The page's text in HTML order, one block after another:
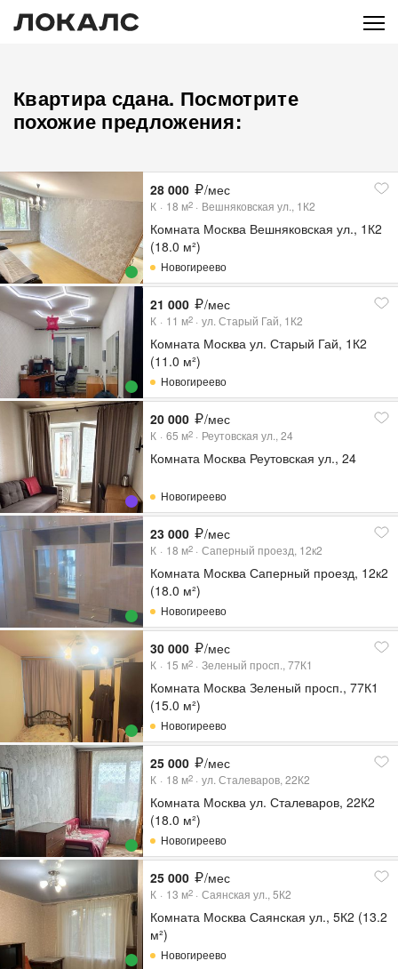
Квартира сдана. Посмотрите
похожие предложения:
28 000 /мес
К 18 м2 Вешняковская ул., 1К2
Комната Москва Вешняковская ул., 1К2
(18.0 м²)
Новогиреево
21 000 /мес
К 11 м2 ул. Старый Гай, 1К2
Комната Москва ул. Старый Гай, 1К2
(11.0 м²)
Новогиреево
20 000 /мес
К 65 м2 Реутовская ул., 24
Комната Москва Реутовская ул., 24
Новогиреево
23 000 /мес
К 18 м2 Саперный проезд, 12к2
Комната Москва Саперный проезд, 12к2
(18.0 м²)
Новогиреево
30 000 /мес
К 15 м2 Зеленый просп., 77К1
Комната Москва Зеленый просп., 77К1
(15.0 м²)
Новогиреево
25 000 /мес
К 18 м2 ул. Сталеваров, 22К2
Комната Москва ул. Сталеваров, 22К2
(18.0 м²)
Новогиреево
25 000 /мес
К 13 м2 Саянская ул., 5К2
Комната Москва Саянская ул., 5К2 (13.2
м²)
Новогиреево